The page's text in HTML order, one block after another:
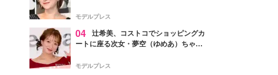
モデルプレス
04 辻希美、コストコでショッピングカ
ートに座る次女・夢空（ゆめあ）ちゃん
ぎ」「成長を感じる」の声
モデルプレス